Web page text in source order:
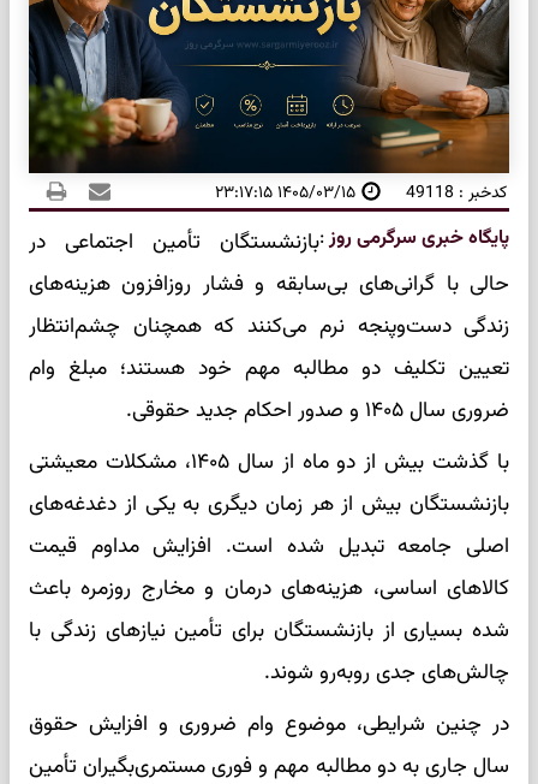
کدخبر : 49118 ۱۴۰۵/۰۳/۱۵ ۲۳:۱۷:۱۵
پایگاه خبری سرگرمی روز:بازنشستگان تأمین اجتماعی در
حالی با گرانی‌های بی‌سابقه و فشار روزافزون هزینه‌های
زندگی دست‌وپنجه نرم می‌کنند که همچنان چشم‌انتظار
تعیین تکلیف دو مطالبه مهم خود هستند؛ مبلغ وام
ضروری سال ۱۴۰۵ و صدور احکام جدید حقوقی.
با گذشت بیش از دو ماه از سال ۱۴۰۵، مشکلات معیشتی
بازنشستگان بیش از هر زمان دیگری به یکی از دغدغه‌های
اصلی جامعه تبدیل شده است. افزایش مداوم قیمت
کالاهای اساسی، هزینه‌های درمان و مخارج روزمره باعث
شده بسیاری از بازنشستگان برای تأمین نیازهای زندگی با
چالش‌های جدی روبه‌رو شوند.
در چنین شرایطی، موضوع وام ضروری و افزایش حقوق
سال جاری به دو مطالبه مهم و فوری مستمری‌بگیران تأمین